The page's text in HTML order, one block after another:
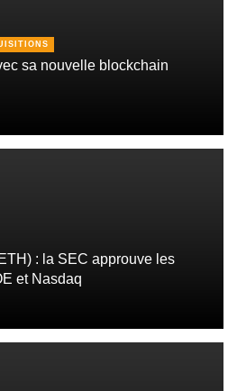
sa nouvelle blockchain
: la SEC approuve les
et Nasdaq